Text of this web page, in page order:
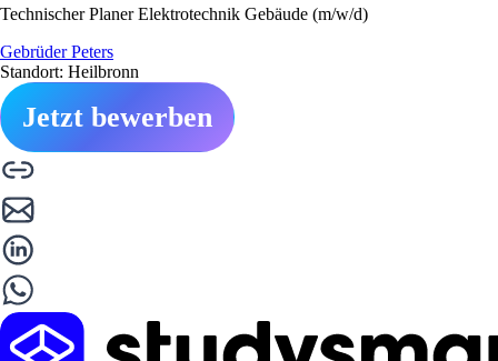
Technischer Planer Elektrotechnik Gebäude (m/w/d)
Gebrüder Peters
Standort: Heilbronn
Jetzt bewerben